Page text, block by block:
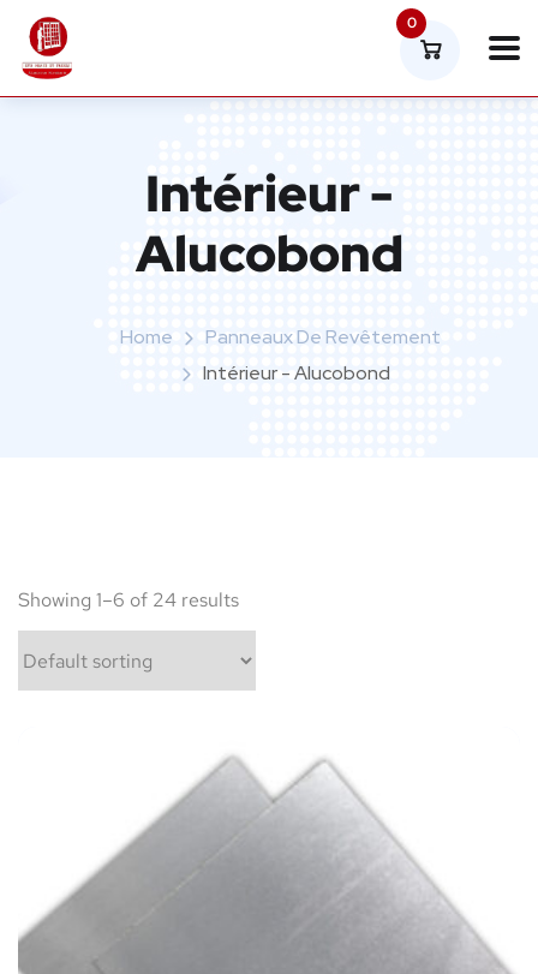
0
Intérieur -
Alucobond
Home
Panneaux De Revêtement
Intérieur - Alucobond
Showing 1–6 of 24 results